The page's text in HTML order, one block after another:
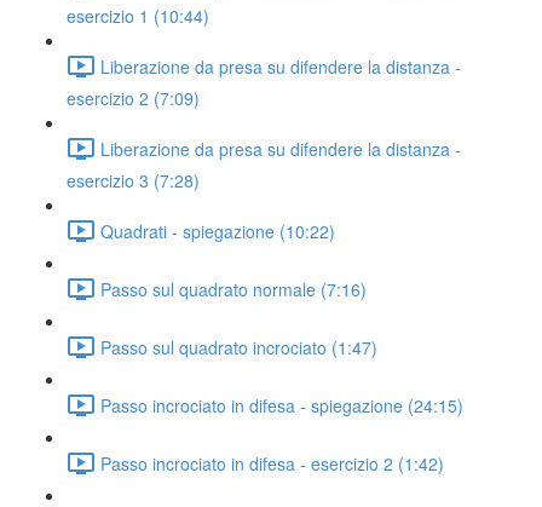
esercizio 1 (10:44)
Liberazione da presa su difendere la distanza -
esercizio 2 (7:09)
Liberazione da presa su difendere la distanza -
esercizio 3 (7:28)
Quadrati - spiegazione (10:22)
Passo sul quadrato normale (7:16)
Passo sul quadrato incrociato (1:47)
Passo incrociato in difesa - spiegazione (24:15)
Passo incrociato in difesa - esercizio 2 (1:42)